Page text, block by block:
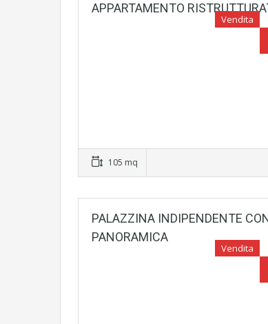
APPARTAMENTO
Vendita
105 mq
PALAZZINA INDIPENDENTE
PANORAMICA
Vendita